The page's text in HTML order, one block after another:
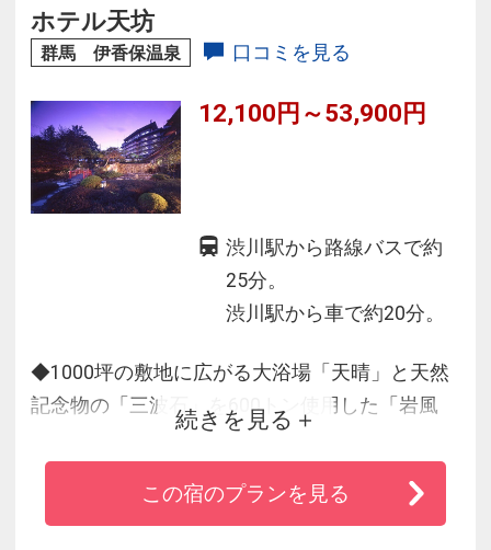
土料理や餃子をはじめとする名物料理を取り揃
え、楽しさいっぱいです。
ホテル天坊
群馬 伊香保温泉 口コミを見る
12,100円～53,900円
渋川駅から路線バスで約
25分。
渋川駅から車で約20分。
◆1000坪の敷地に広がる大浴場「天晴」と天然
記念物の「三波石」を600トン使用した「岩風
呂」で館内湯めぐり♪
◆夕食は季節の旬な食材を使った「会席」「蒸
し料理」「囲炉裏焼き」「バイキング」等多種
続きを見る
この宿のプランを見る